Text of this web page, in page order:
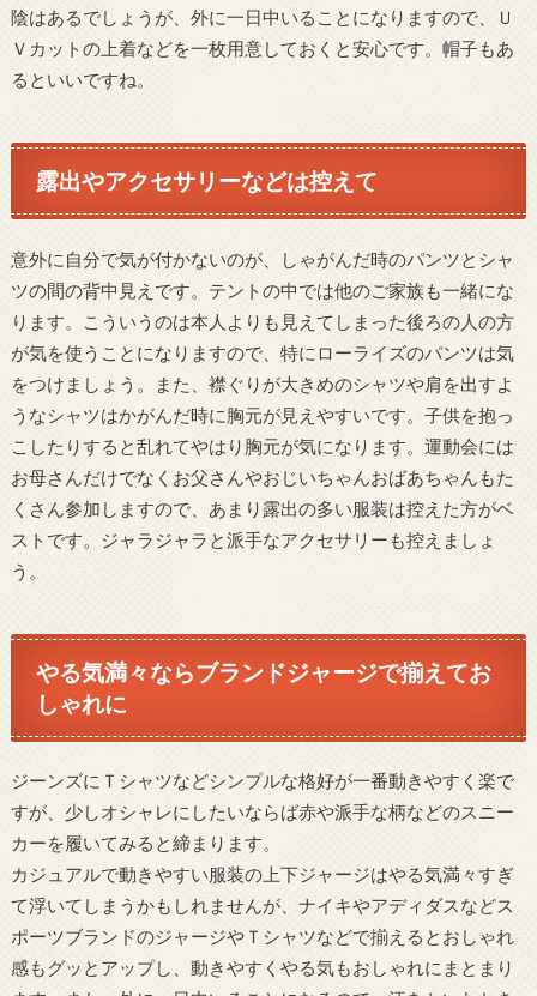
陰はあるでしょうが、外に一日中いることになりますので、Ｕ
Ｖカットの上着などを一枚用意しておくと安心です。帽子もあ
るといいですね。
露出やアクセサリーなどは控えて
意外に自分で気が付かないのが、しゃがんだ時のパンツとシャ
ツの間の背中見えです。テントの中では他のご家族も一緒にな
ります。こういうのは本人よりも見えてしまった後ろの人の方
が気を使うことになりますので、特にローライズのパンツは気
をつけましょう。また、襟ぐりが大きめのシャツや肩を出すよ
うなシャツはかがんだ時に胸元が見えやすいです。子供を抱っ
こしたりすると乱れてやはり胸元が気になります。運動会には
お母さんだけでなくお父さんやおじいちゃんおばあちゃんもた
くさん参加しますので、あまり露出の多い服装は控えた方がベ
ストです。ジャラジャラと派手なアクセサリーも控えましょ
う。
やる気満々ならブランドジャージで揃えてお
しゃれに
ジーンズにＴシャツなどシンプルな格好が一番動きやすく楽で
すが、少しオシャレにしたいならば赤や派手な柄などのスニー
カーを履いてみると締まります。
カジュアルで動きやすい服装の上下ジャージはやる気満々すぎ
て浮いてしまうかもしれませんが、ナイキやアディダスなどス
ポーツブランドのジャージやＴシャツなどで揃えるとおしゃれ
感もグッとアップし、動きやすくやる気もおしゃれにまとまり